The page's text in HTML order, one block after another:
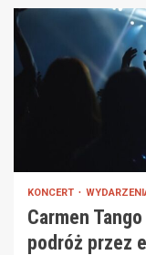
KONCERT
Carmen
podróż przez